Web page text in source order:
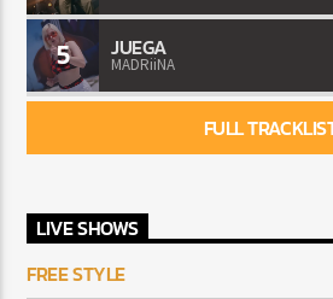
5 JUEGA
MADRiiNA
FULL
LIVE SHOWS
FREE STYLE